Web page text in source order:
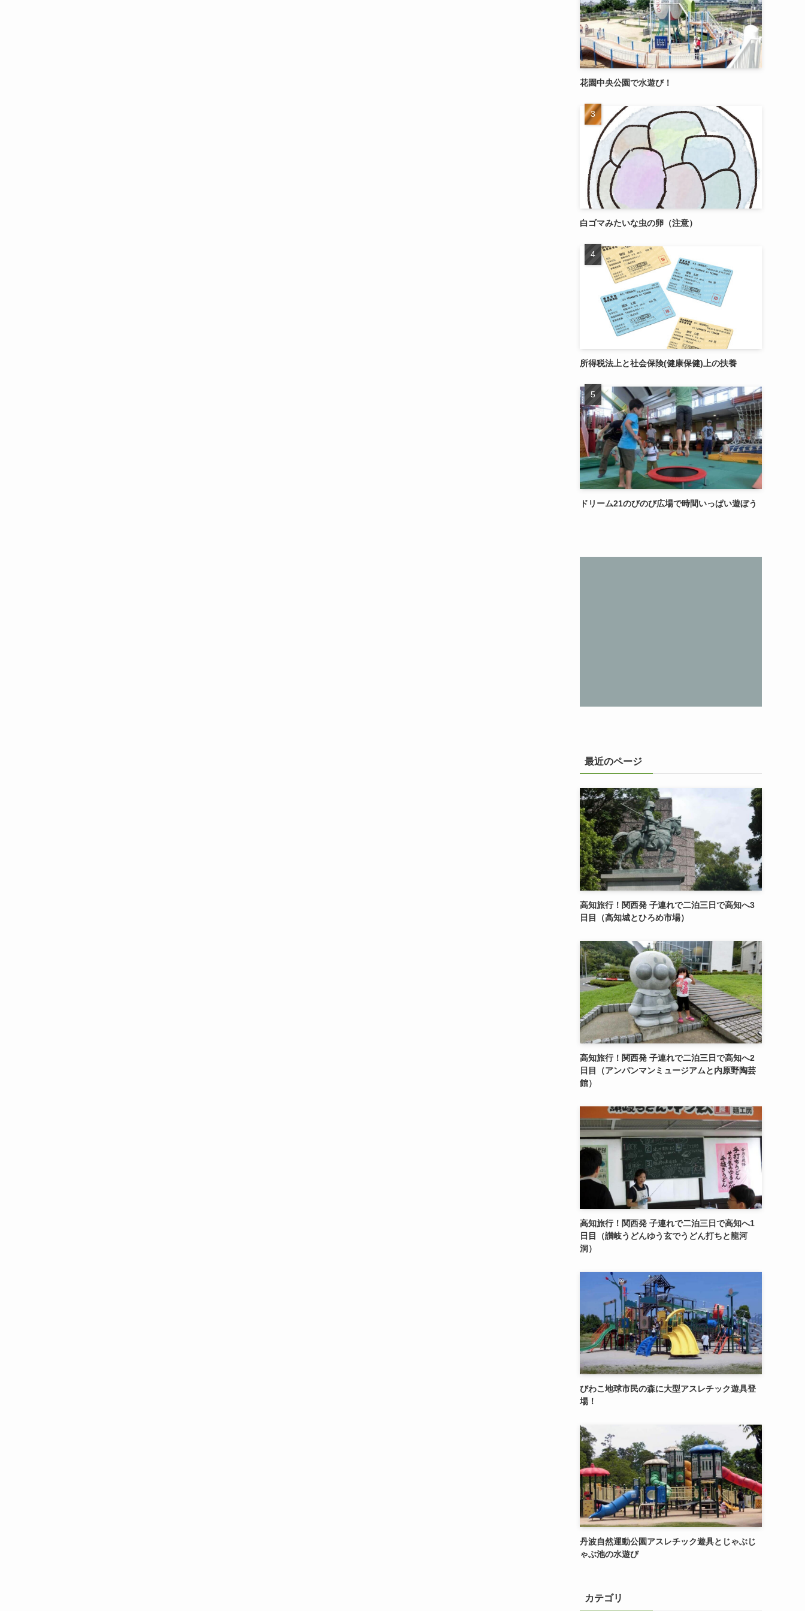
花園中央公園で水遊び！
白ゴマみたいな虫の卵（注意）
所得税法上と社会保険(健康保健)上の扶養
ドリーム21のびのび広場で時間いっぱい遊ぼう
最近のページ
高知旅行！関西発 子連れで二泊三日で高知へ3
日目（高知城とひろめ市場）
高知旅行！関西発 子連れで二泊三日で高知へ2
日目（アンパンマンミュージアムと内原野陶芸
館）
高知旅行！関西発 子連れで二泊三日で高知へ1
日目（讃岐うどんゆう玄でうどん打ちと龍河
洞）
びわこ地球市民の森に大型アスレチック遊具登
場！
丹波自然運動公園アスレチック遊具とじゃぶじ
ゃぶ池の水遊び
カテゴリ